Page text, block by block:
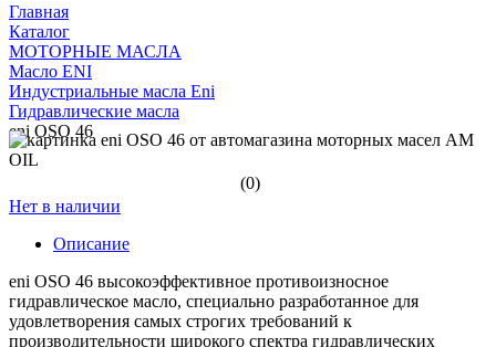
Главная
Каталог
МОТОРНЫЕ МАСЛА
Масло ENI
Индустриальные масла Eni
Гидравлические масла
eni OSO 46
(0)
Нет в наличии
Описание
eni OSO 46 высокоэффективное противоизносное
гидравлическое масло, специально разработанное для
удовлетворения самых строгих требований к
производительности широкого спектра гидравлических